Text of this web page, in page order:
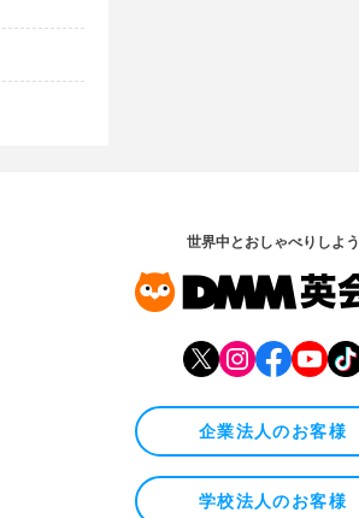
世界中とおしゃべりしよう
企業法人のお客様
学校法人のお客様